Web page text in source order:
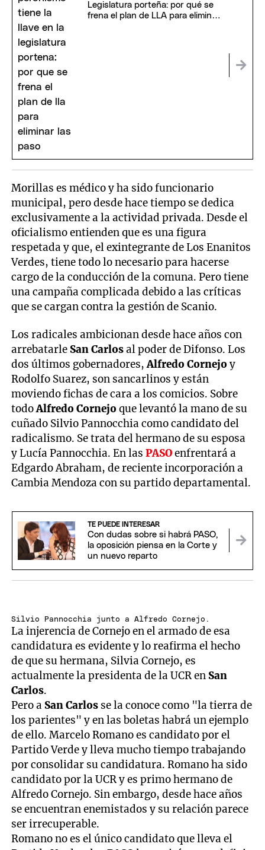
Legislatura porteña: por qué se
frena el plan de LLA para eliminar
Morillas es médico y ha sido funcionario
municipal, pero desde hace tiempo se dedica
exclusivamente a la actividad privada. Desde el
oficialismo entienden que es una figura
respetada y que, el exintegrante de Los Enanitos
Verdes, tiene todo lo necesario para hacerse
cargo de la conducción de la comuna. Pero tiene
una campaña complicada debido a las críticas
que se cargan contra la gestión de Scanio.
Los radicales ambicionan desde hace años con
arrebatarle San Carlosal poder de Difonso. Los
dos últimos gobernadores,Alfredo Cornejoy
Rodolfo Suarez, son sancarlinos y están
moviendo fichas de cara a los comicios. Sobre
todoAlfredo Cornejoque levantó la mano de su
cuñado Silvio Pannocchia como candidato del
radicalismo. Se trata del hermano de su esposa
y Lucía Pannocchia. En lasPASOenfrentará a
Edgardo Abraham, de reciente incorporación a
Cambia Mendoza con su partido departamental.
TE PUEDE INTERESAR
Con dudas sobre si habrá PASO,
la oposición piensa en la Corte y
un nuevo reparto
Silvio Pannocchia junto a Alfredo Cornejo.
La injerencia de Cornejo en el armado de esa
candidatura es evidente y lo reafirma el hecho
de que su hermana, Silvia Cornejo, es
actualmente la presidenta de la UCR en San
Carlos.
Pero a San Carlos se la conoce como "la tierra de
los parientes" y en las boletas habrá un ejemplo
de ello. Marcelo Romano es candidato por el
Partido Verde y lleva mucho tiempo trabajando
por consolidar su candidatura. Romano ha sido
candidato por la UCR y es primo hermano de
Alfredo Cornejo. Sin embargo, desde hace años
se encuentran enemistados y su relación parece
ser irrecuperable.
Romano no es el único candidato que lleva el